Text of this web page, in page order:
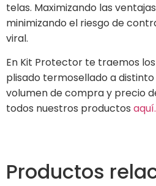
telas. Maximizando las
minimizando el riesgo de
viral.
En Kit Protector te traemos
plisado termosellado a
volumen de compra y precio
todos nuestros productos aquí.
Productos